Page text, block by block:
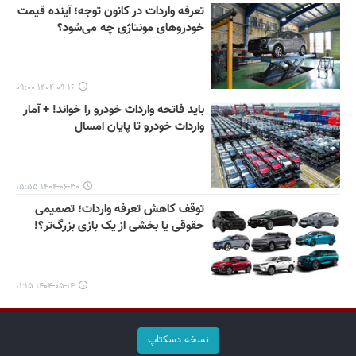
تعرفه واردات در کانون توجه؛ آینده قیمت
خودروهای مونتاژی چه می‌شود؟
۱۴۰۴-۰۹-۱۶ ۰۹:۰۰
باید فاتحه واردات خودرو را خواند! + آمار
واردات خودرو تا پایان امسال
۱۴۰۴-۰۶-۳۰ ۱۵:۵۵
توقف کاهش تعرفه واردات؛ تصمیمی
حقوقی یا بخشی از یک بازی بزرگ‌تر؟!
۱۴۰۴-۰۵-۱۴ ۱۱:۱۵
نسخه دسکتاپ